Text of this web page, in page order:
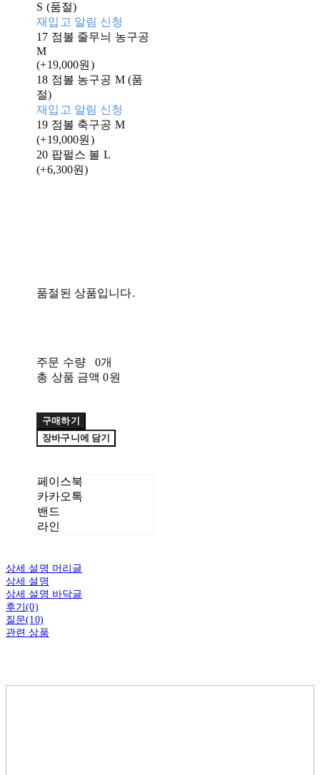
S (품절)
재입고 알림 신청
17 점볼 줄무늬 농구공
M
(+19,000원)
18 점볼 농구공 M (품
절)
재입고 알림 신청
19 점볼 축구공 M
(+19,000원)
20 팝펄스 볼 L
(+6,300원)
품절된 상품입니다.
주문 수량
0개
총 상품 금액 0원
구매하기
장바구니에 담기
페이스북
카카오톡
밴드
라인
상세 설명 머리글
상세 설명
상세 설명 바닥글
후기(0)
질문(10)
관련 상품